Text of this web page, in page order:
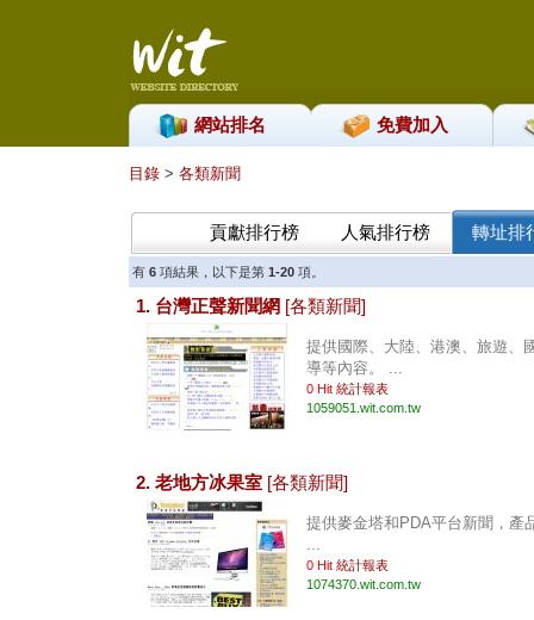
網站排名 免費加入
目錄 > 各類新聞
貢獻排行榜 人氣排行榜 轉址排
有 6 項結果，以下是第 1-20項。
1. 台灣正聲新聞網 [各類新聞]
提供國際、大陸、港澳、旅遊、
導等內容。 ...
0 Hit 統計報表
1059051.wit.com.tw
2. 老地方冰果室 [各類新聞]
提供麥金塔和PDA平台新聞，產
...
0 Hit 統計報表
1074370.wit.com.tw